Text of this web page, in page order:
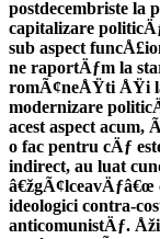
postdecembriste la
capitalizare
sub aspect
ne raportÄƒm la
romÃ¢neÅŸti ÅŸi
modernizare
acest aspect
o fac pentru cÄƒ
indirect, au luat
ideologici contra-
anticomunistÄƒ.